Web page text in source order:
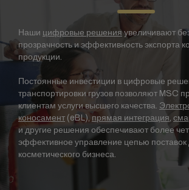
Наши цифровые решенияувеличивают
прозрачность и эффективность экспорта
продукции.
Постоянные инвестиции в цифровые
транспортировки грузов позволяют MSC
клиентам услуги высшего качества.
коносамент (eBL), прямая интеграция,
и другие решения обеспечивают более
эффективное управление цепью поставок
косметического бизнеса.